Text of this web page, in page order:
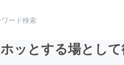
ホッとする場とし